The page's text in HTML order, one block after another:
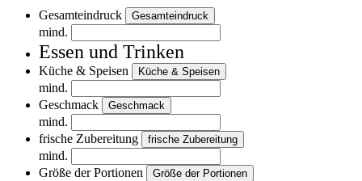
Gesamteindruck Gesamteindruck
mind.
Essen und Trinken
Küche & Speisen Küche & Speisen
mind.
Geschmack
Geschmack
mind.
frische Zubereitung
frische Zubereitung
mind.
Größe der Portionen
Größe der Portionen